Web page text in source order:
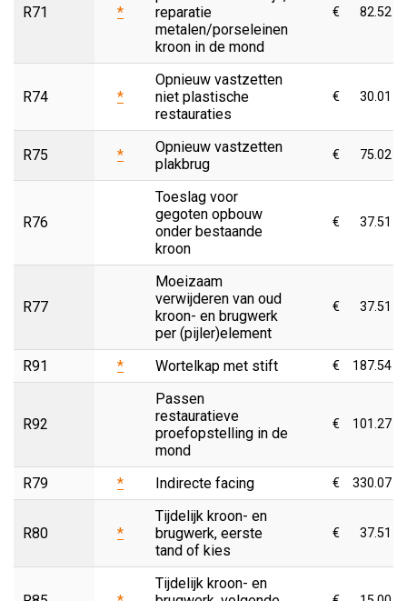
R71 *
reparatie
metalen/porseleinen
kroon in de mond
€ 82.52
R74 *
Opnieuw vastzetten
niet plastische
restauraties
€ 30.01
R75 *
Opnieuw vastzetten
plakbrug
€ 75.02
R76
Toeslag voor
gegoten opbouw
onder bestaande
kroon
€ 37.51
R77
Moeizaam
verwijderen van oud
kroon- en brugwerk
per (pijler)element
€ 37.51
R91 * Wortelkap met stift € 187.54
R92
Passen
restauratieve
proefopstelling in de
mond
€ 101.27
R79 * Indirecte facing € 330.07
R80 *
Tijdelijk kroon- en
brugwerk, eerste
tand of kies
€ 37.51
Tijdelijk kroon- en